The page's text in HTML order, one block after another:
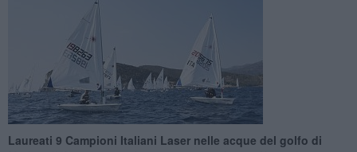
Laureati 9 Campioni Italiani Laser nelle acque del golfo di